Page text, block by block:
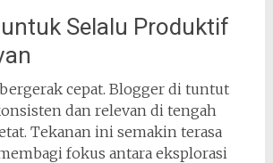
Selalu Produktif
cepat. Blogger di tuntut
dan relevan di tengah
Tekanan ini semakin terasa
fokus antara eksplorasi